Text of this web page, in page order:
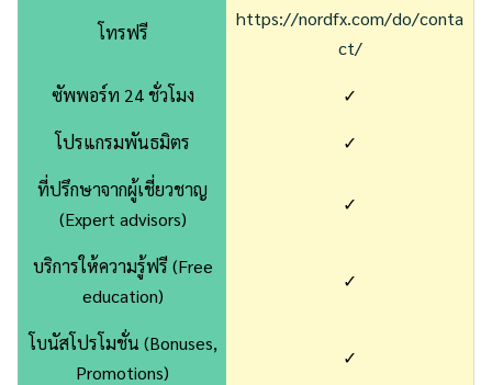
โทรฟรี
https://nordfx.com/do/conta
ct/
ซัพพอร์ท 24 ชั่วโมง ✓
โปรแกรมพันธมิตร ✓
ที่ปรึกษาจากผู้เชี่ยวชาญ
(Expert advisors)
✓
บริการให้ความรู้ฟรี (Free
education)
✓
โบนัสโปรโมชั่น (Bonuses,
Promotions)
✓